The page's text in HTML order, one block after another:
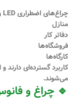
چراغ‌های اضطراری LED ویداسی برای مواقع قطع برق طراحی شده‌اند و در:
منازل
دفاتر کار
فروشگاه‌ها
کارگاه‌ها
کاربرد گسترده‌ای
می‌شوند.
🔹 چراغ و